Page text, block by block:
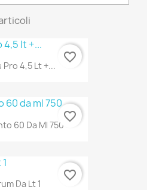
4,5 Lt +...
favorite_border
60 Da Ml 750
favorite_border
Da Lt 1
favorite_border